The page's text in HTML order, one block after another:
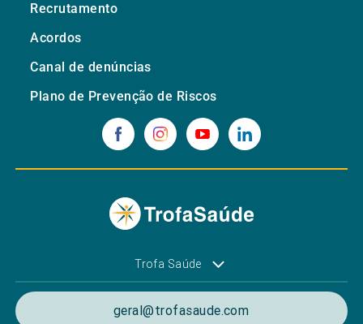
Recrutamento
Acordos
Canal de denúncias
Plano de Prevenção de Riscos
Trofa Saúde
geral@trofasaude.com